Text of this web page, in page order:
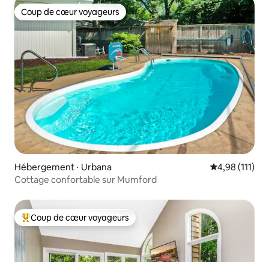
Coup de cœur voyageurs
Coup de cœur voyageurs
Hébergement ⋅ Urbana Évaluation
4,98 (111)
Cottage confortable sur Mumford
Coups de cœur voyageurs les plus appréciés
Coup de cœur voyageurs